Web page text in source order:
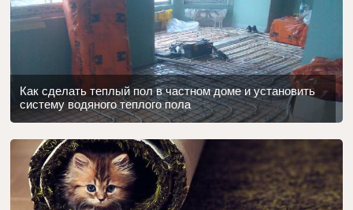
Как сделать теплый пол в частном доме и установить
систему водяного теплого пола